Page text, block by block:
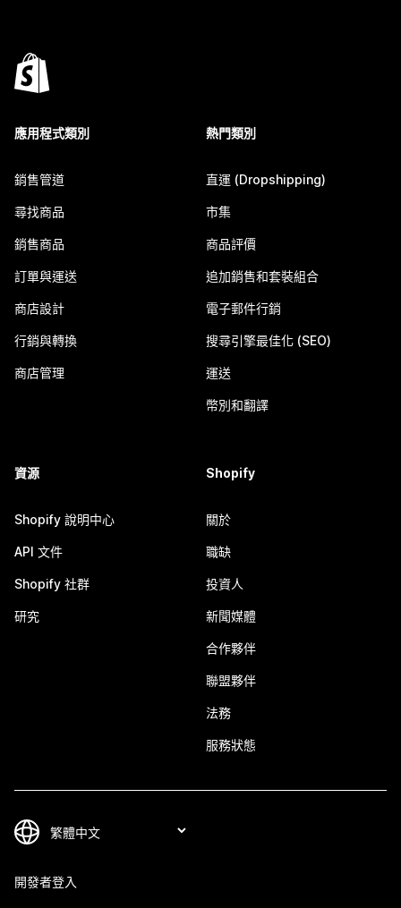
應用程式類別
銷售管道
尋找商品
銷售商品
訂單與運送
商店設計
行銷與轉換
商店管理
熱門類別
直運 (Dropshipping)
市集
商品評價
追加銷售和套裝組合
電子郵件行銷
搜尋引擎最佳化 (SEO)
運送
幣別和翻譯
資源
Shopify 說明中心
API 文件
Shopify 社群
研究
Shopify
關於
職缺
投資人
新聞媒體
合作夥伴
聯盟夥伴
法務
服務狀態
開發者登入